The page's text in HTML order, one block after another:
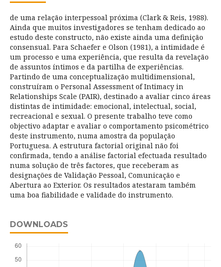
de uma relação interpessoal próxima (Clark & Reis, 1988).
Ainda que muitos investigadores se tenham dedicado ao
estudo deste constructo, não existe ainda uma definição
consensual. Para Schaefer e Olson (1981), a intimidade é
um processo e uma experiência, que resulta da revelação
de assuntos íntimos e da partilha de experiências.
Partindo de uma conceptualização multidimensional,
construíram o Personal Assessment of Intimacy in
Relationships Scale (PAIR), destinado a avaliar cinco áreas
distintas de intimidade: emocional, intelectual, social,
recreacional e sexual. O presente trabalho teve como
objectivo adaptar e avaliar o comportamento psicométrico
deste instrumento, numa amostra da população
Portuguesa. A estrutura factorial original não foi
confirmada, tendo a análise factorial efectuada resultado
numa solução de três factores, que receberam as
designações de Validação Pessoal, Comunicação e
Abertura ao Exterior. Os resultados atestaram também
uma boa fiabilidade e validade do instrumento.
DOWNLOADS